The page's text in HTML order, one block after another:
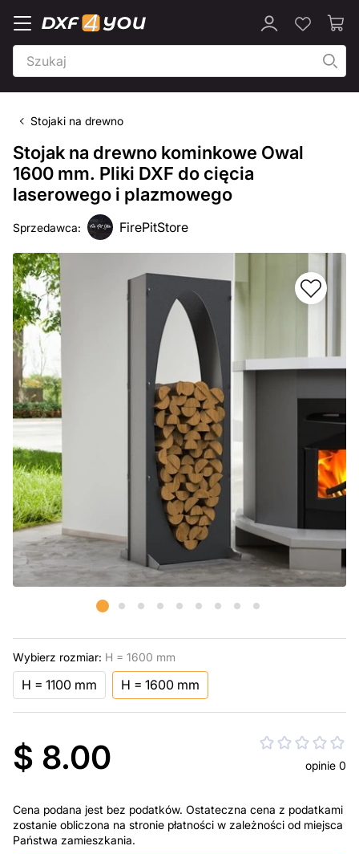
Stojaki na drewno
Stojak na drewno kominkowe Owal
1600 mm. Pliki DXF do cięcia
laserowego i plazmowego
Sprzedawca: FirePitStore
Wybierz rozmiar: H = 1600 mm
H = 1100 mm H = 1600 mm
$ 8.00 opinie 0
Cena podana jest bez podatków. Ostateczna cena z podatkami
zostanie obliczona na stronie płatności w zależności od miejsca
Państwa zamieszkania.